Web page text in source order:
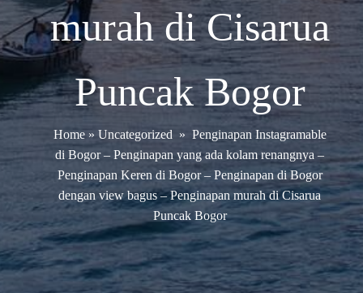
murah di Cisarua
Puncak Bogor
Home» Uncategorized » Penginapan Instagramable
di Bogor – Penginapan yang ada kolam renangnya –
Penginapan Keren di Bogor – Penginapan di Bogor
dengan view bagus – Penginapan murah di Cisarua
Puncak Bogor